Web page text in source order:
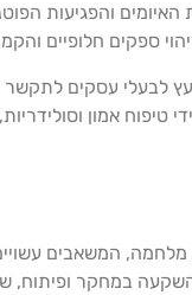
והפגיעות
ספקים חלופיים
לבעלי עסקים
אמון
מלחמה, המשאבים
במחקר ופיתוח,